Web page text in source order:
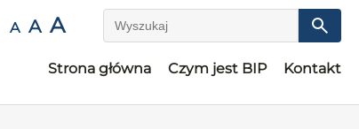
A A A Wyszukaj
Strona główna Czym jest BIP Kontakt